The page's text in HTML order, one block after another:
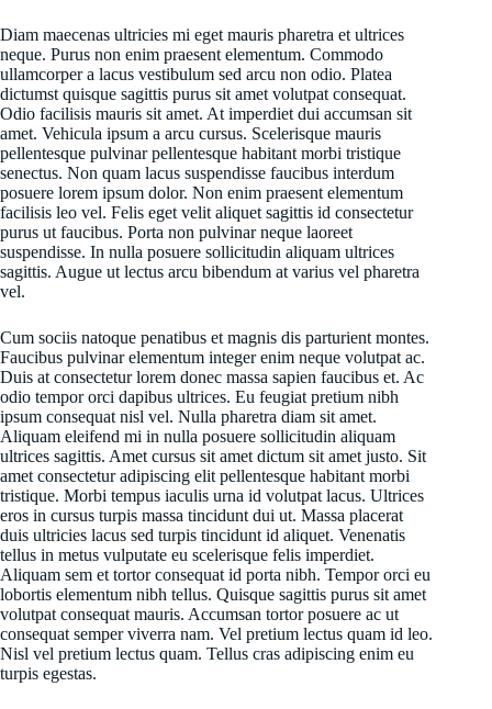
Diam maecenas ultricies mi eget mauris pharetra et ultrices
neque. Purus non enim praesent elementum. Commodo
ullamcorper a lacus vestibulum sed arcu non odio. Platea
dictumst quisque sagittis purus sit amet volutpat consequat.
Odio facilisis mauris sit amet. At imperdiet dui accumsan sit
amet. Vehicula ipsum a arcu cursus. Scelerisque mauris
pellentesque pulvinar pellentesque habitant morbi tristique
senectus. Non quam lacus suspendisse faucibus interdum
posuere lorem ipsum dolor. Non enim praesent elementum
facilisis leo vel. Felis eget velit aliquet sagittis id consectetur
purus ut faucibus. Porta non pulvinar neque laoreet
suspendisse. In nulla posuere sollicitudin aliquam ultrices
sagittis. Augue ut lectus arcu bibendum at varius vel pharetra
vel.
Cum sociis natoque penatibus et magnis dis parturient montes.
Faucibus pulvinar elementum integer enim neque volutpat ac.
Duis at consectetur lorem donec massa sapien faucibus et. Ac
odio tempor orci dapibus ultrices. Eu feugiat pretium nibh
ipsum consequat nisl vel. Nulla pharetra diam sit amet.
Aliquam eleifend mi in nulla posuere sollicitudin aliquam
ultrices sagittis. Amet cursus sit amet dictum sit amet justo. Sit
amet consectetur adipiscing elit pellentesque habitant morbi
tristique. Morbi tempus iaculis urna id volutpat lacus. Ultrices
eros in cursus turpis massa tincidunt dui ut. Massa placerat
duis ultricies lacus sed turpis tincidunt id aliquet. Venenatis
tellus in metus vulputate eu scelerisque felis imperdiet.
Aliquam sem et tortor consequat id porta nibh. Tempor orci eu
lobortis elementum nibh tellus. Quisque sagittis purus sit amet
volutpat consequat mauris. Accumsan tortor posuere ac ut
consequat semper viverra nam. Vel pretium lectus quam id leo.
Nisl vel pretium lectus quam. Tellus cras adipiscing enim eu
turpis egestas.